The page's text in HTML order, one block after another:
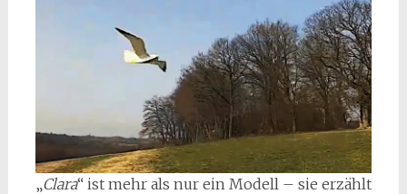
„Clara“ ist mehr als nur ein Modell – sie erzählt